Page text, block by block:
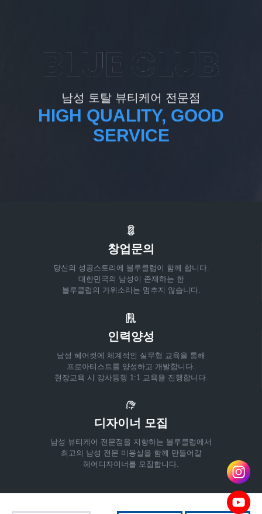
남성 토탈 뷰티케어 전문점
HIGH QUALITY, GOOD
SERVICE
창업문의
당신의 성공스토리에 블루클럽이 함께 합니다.
대한민국의 남성이 존재하는 한
블루클럽의 가위소리는 멈추지 않습니다.
인력양성
남성 헤어컷에 체계적인 실무형 교육을 통해
프로아티스트를 양성하고 개발합니다.
현장교육 시 강사동행 1:1 교육을 진행합니다.
디자이너 모집
남성 뷰티케어 전문점을 지향하는 블루클럽에서
최고의 남성 전문 미용실을 함께 만들어갈
헤어디자이너를 모집합니다.